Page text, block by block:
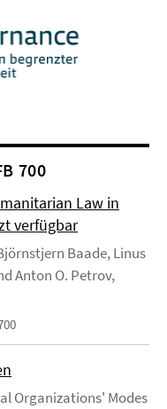
700
Law in
verfügbar
Baade, Linus
Anton O. Petrov,
Organizations' Modes